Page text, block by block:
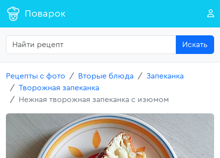
Поварок
Искать
Рецепты с фото Вторые блюда
Запеканка
Творожная запеканка
Нежная творожная запеканка с изюмом